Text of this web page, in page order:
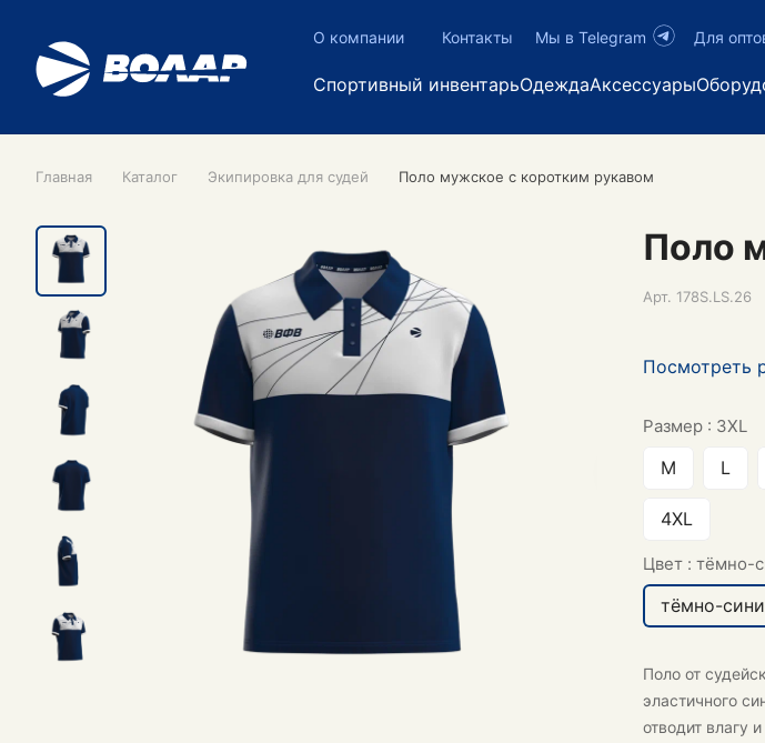
О компании Контакты Мы в Telegram Для
Спортивный инвентарьОдеждаАксессуары
Главная Каталог Экипировка для судей Поло мужское с коротким рукавом
Поло
Арт. 178S.LS.26
Посмотреть
Размер : 3XL
M L
4XL
Цвет : тёмно-
тёмно-
Поло от
эластичного
отводит влагу